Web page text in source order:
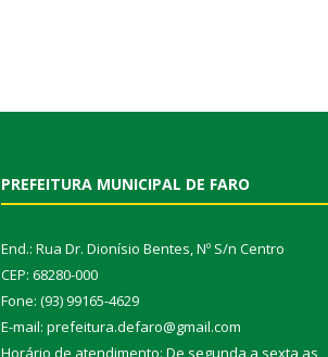
PREFEITURA MUNICIPAL DE FARO
End.: Rua Dr. Dionísio Bentes, Nº S/n Centro
CEP: 68280-000
Fone: (93) 99165-4629
E-mail: prefeitura.defaro@gmail.com
Horário de atendimento: De segunda a sexta as